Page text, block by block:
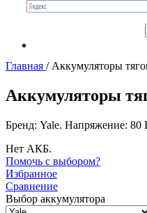
Главная / Аккумуляторы
Аккумуляторы
Бренд: Yale. Напряжение: 80
Нет АКБ.
Помочь с выбором?
Избранное
Сравнение
Выбор аккумулятора